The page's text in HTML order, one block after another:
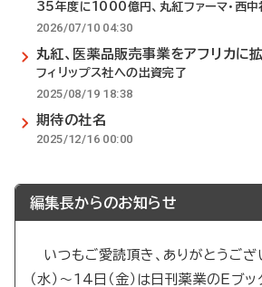
35年度に1000億円、丸紅ファーマ・西中
2026/07/10 04:30
丸紅、医薬品販売事業をアフリカに
フィリップス社への出資完了
2025/08/19 18:38
期待の社名
2025/12/16 00:00
編集長からのお知らせ
いつもご愛読頂き、ありがとうござ
（水）～14日（金）は日刊薬業のEブ